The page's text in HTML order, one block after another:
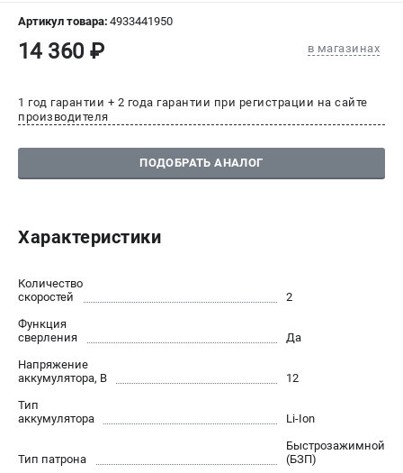
СЕРВИС
МАГАЗИНЫ
ИЗБРАННОЕ
СРАВНЕНИЕ ( 0 )
Гарантия Milwaukee
Как нас найти
ИНФОРМАЦИЯ
О компании
Новости
Правила обмена и возврата товара
Артикул товара: 4933441950
14 360 ₽ в магазинах
1 год гарантии + 2 года гарантии при регистрации на сайте
производителя
ПОДОБРАТЬ АНАЛОГ
Характеристики
Количество
скоростей
2
Функция
сверления
Да
Напряжение
аккумулятора, В
12
Тип
аккумулятора
Li-Ion
Тип патрона
Быстрозажимной
(БЗП)